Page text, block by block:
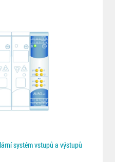
systém vstupů a výstupů